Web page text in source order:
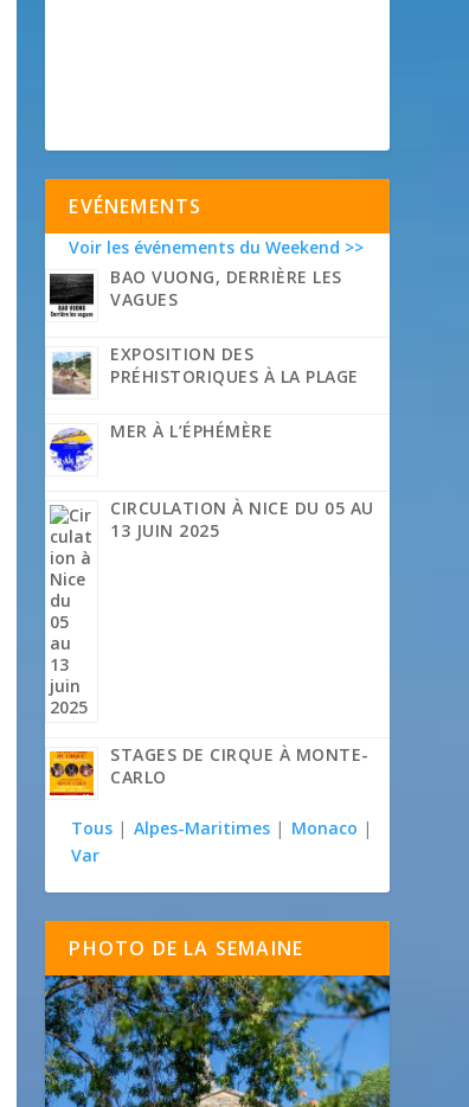
EVÉNEMENTS
Voir les événements du Weekend >>
BAO VUONG, DERRIÈRE LES
VAGUES
EXPOSITION DES
PRÉHISTORIQUES À LA PLAGE
MER À L’ÉPHÉMÈRE
CIRCULATION À NICE DU 05 AU
13 JUIN 2025
STAGES DE CIRQUE À MONTE-
CARLO
Tous | Alpes-Maritimes | Monaco |
Var
PHOTO DE LA SEMAINE